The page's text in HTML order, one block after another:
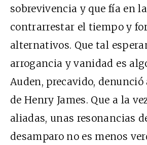
sobrevivencia y que fía en
contrarrestar el tiempo y
alternativos. Que tal
arrogancia y vanidad es
Auden, precavido,
de Henry James. Que a la
aliadas, unas resonancias
desamparo no es menos